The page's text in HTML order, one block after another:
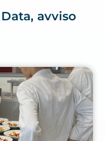
avviso